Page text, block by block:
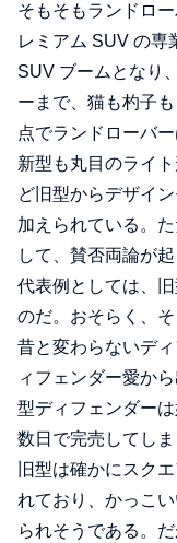
そもそもランドロ
レミアム SUV の専
SUV ブームとなり
ーまで、猫も杓子
点でランドローバ
新型も丸目のライ
ど旧型からデザイ
加えられている。
して、賛否両論が
代表例としては、
のだ。おそらく、
昔と変わらないデ
ィフェンダー愛か
型ディフェンダー
数日で完売してしま
旧型は確かにスク
れており、かっこ
られそうである。